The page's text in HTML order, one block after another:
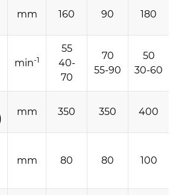
mm 160 90 180
min-1
55
40-
70
70
55-90
50
30-60
mm 350 350 400
mm 80 80 100